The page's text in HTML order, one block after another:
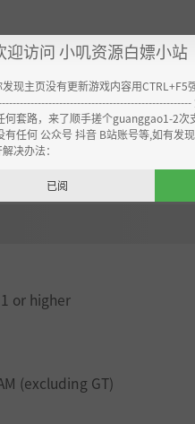
or higher
(excluding GT)
迎访问 小叽资源白嫖小站
现主页没有更新游戏内容用
何套路，来了顺手搓个guanggao1-2
有任何 公众号 抖音 B站账号等,如有发
决办法：
已阅